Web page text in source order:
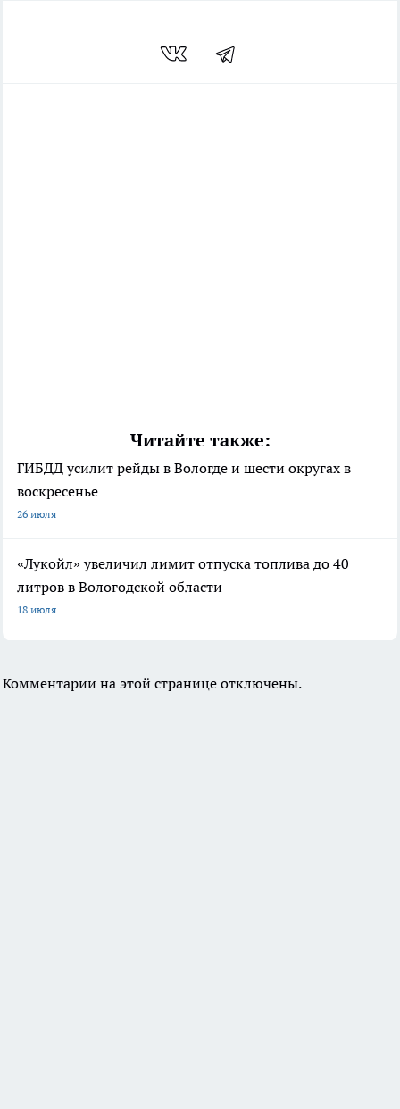
Читайте также:
ГИБДД усилит рейды в Вологде и шести округах в
воскресенье
26 июля
«Лукойл» увеличил лимит отпуска топлива до 40
литров в Вологодской области
18 июля
Комментарии на этой странице отключены.